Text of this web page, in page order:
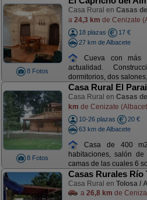
8 Fotos
Casa Rural en Casas
a 24,3 km de Cenizate
18 plazas
17 €
27 km de Albacete
Cueva con más
actualidad.
dormitorios, dos
8 Fotos
Casa Rural El
Casa Rural en Casas
km de Cenizate
10-26 plazas
20 €
63 km de Albacete
Casa de 400
habitaciones, salón
camas de las cuales 6
Casas Rurales Río
Casa Rural en Tolosa /
a 26,8 km de